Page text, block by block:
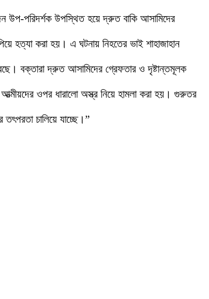
উপ-পরিদর্শক উপস্থিত হয়ে দ্রুত বাকি আসামিদের
হত্যা করা হয়। এ ঘটনায় নিহতের ভাই শাহাজাহান
বক্তারা দ্রুত আসামিদের গ্রেফতার ও দৃষ্টান্তমূলক
ওপর ধারালো অস্ত্র নিয়ে হামলা করা হয়। গুরুতর
চালিয়ে যাচ্ছে।”